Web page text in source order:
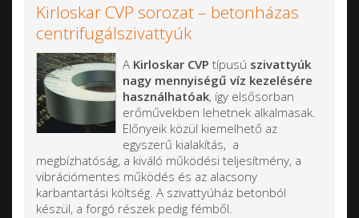
Kirloskar CVP sorozat – betonházas
centrifugálszivattyúk
A Kirloskar CVP típusú szivattyúk
nagy mennyiségű víz kezelésére
használhatóak, így elsősorban
erőművekben lehetnek alkalmasak.
Előnyeik közül kiemelhető az
egyszerű kialakítás, a
megbízhatóság, a kiváló működési teljesítmény, a
vibrációmentes működés és az alacsony
karbantartási költség. A szivattyúház betonból
készül, a forgó részek pedig fémből.